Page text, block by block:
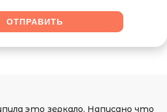
это зеркало. Написано что